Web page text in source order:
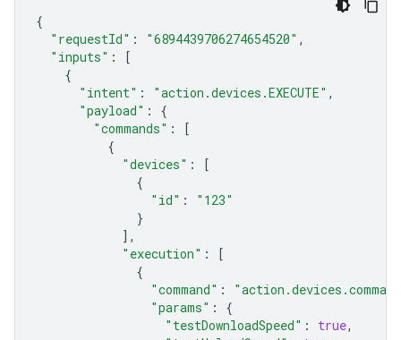
{
"requestId" : "6894439706274654520" ,
"inputs" :
[
{
"intent" : "action.devices.EXECUTE" ,
"payload" :
{
"commands" :
[
{
"devices" :
[
{
"id" :
"123"
}
],
"execution" :
[
{
"command" :
"params" :
{
"testDownloadSpeed" : true,